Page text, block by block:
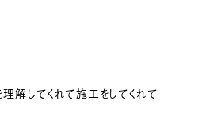
解してくれて施工をしてくれて